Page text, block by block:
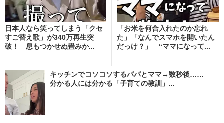
日本人なら笑ってしまう「クセ
すご替え歌」が340万再生突
破！ 息もつかせぬ畳みか...
「お米を何合入れたのか忘れ
た」「なんでスマホを開いたん
だっけ？」 “ママになって...
キッチンでコソコソするパパとママ→数秒後……
分かる人には分かる「子育ての教訓」...